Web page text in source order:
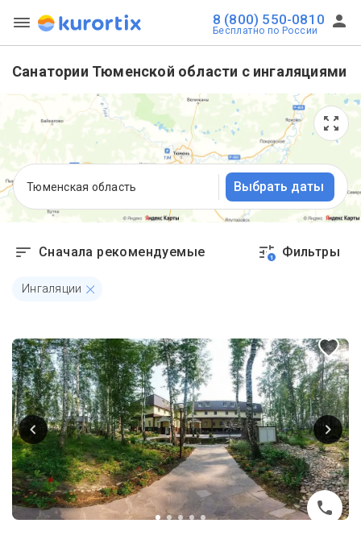
8 (800) 550-0810
Бесплатно по России
Санатории Тюменской области с ингаляциями
Тюменская область Выбрать даты
Сначала рекомендуемые 1 Фильтры
Ингаляции